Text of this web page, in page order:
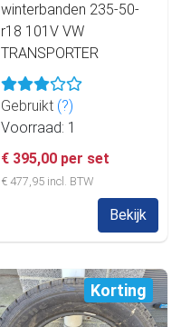
winterbanden 235-50-
r18 101V VW
TRANSPORTER
Gebruikt (?)
Voorraad: 1
€ 395,00 per set
€ 477,95 incl. BTW
Bekijk
Korting